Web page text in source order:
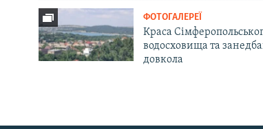
Русский
ФОТОГАЛЕРЕЇ
Краса
водосховища та
довкола